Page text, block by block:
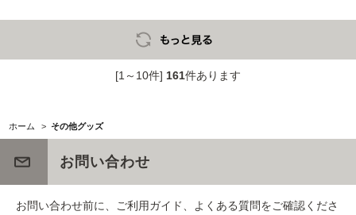
[1～10件] 161件あります
ホーム > その他グッズ
お問い合わせ
お問い合わせ前に、ご利用ガイド、よくある質問をご確認くださ